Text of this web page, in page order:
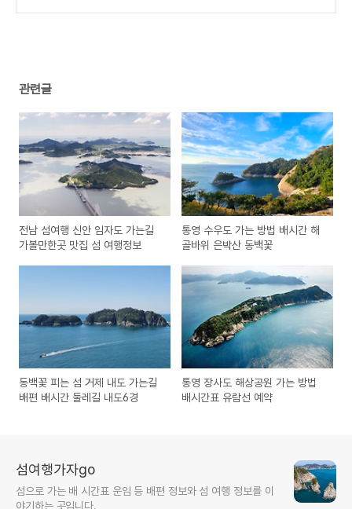
관련글
전남 섬여행 신안 임자도 가는길
가볼만한곳 맛집 섬 여행정보
통영 수우도 가는 방법 배시간 해
골바위 은박산 동백꽃
동백꽃 피는 섬 거제 내도 가는길
배편 배시간 둘레길 내도6경
통영 장사도 해상공원 가는 방법
배시간표 유람선 예약
섬여행가자go
섬으로 가는 배 시간표 운임 등 배편 정보와 섬 여행 정보를 이
야기하는 곳입니다.